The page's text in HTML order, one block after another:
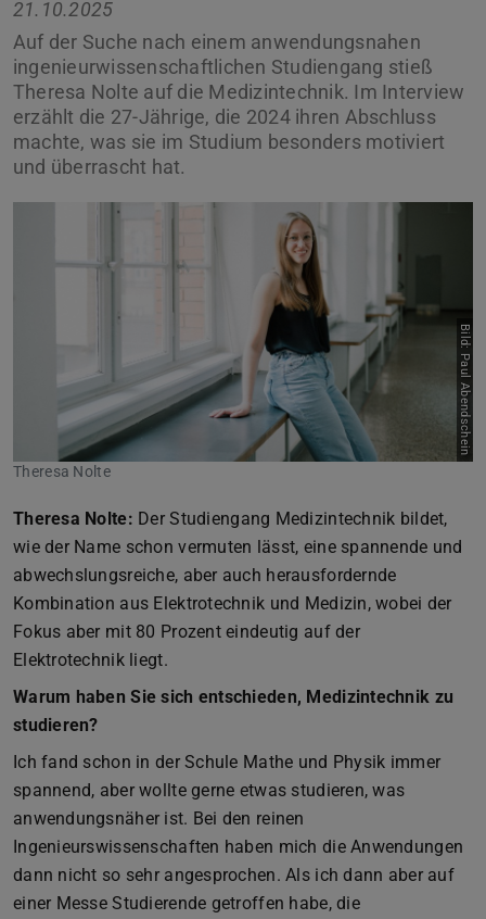
21.10.2025
Auf der Suche nach einem anwendungsnahen
ingenieurwissenschaftlichen Studiengang stieß
Theresa Nolte auf die Medizintechnik. Im Interview
erzählt die 27-Jährige, die 2024 ihren Abschluss
machte, was sie im Studium besonders motiviert
und überrascht hat.
Bild: Paul Abendschein
Theresa Nolte
Theresa Nolte: Der Studiengang Medizintechnik bildet,
wie der Name schon vermuten lässt, eine spannende und
abwechslungsreiche, aber auch herausfordernde
Kombination aus Elektrotechnik und Medizin, wobei der
Fokus aber mit 80 Prozent eindeutig auf der
Elektrotechnik liegt.
Warum haben Sie sich entschieden, Medizintechnik zu
studieren?
Ich fand schon in der Schule Mathe und Physik immer
spannend, aber wollte gerne etwas studieren, was
anwendungsnäher ist. Bei den reinen
Ingenieurswissenschaften haben mich die Anwendungen
dann nicht so sehr angesprochen. Als ich dann aber auf
einer Messe Studierende getroffen habe, die